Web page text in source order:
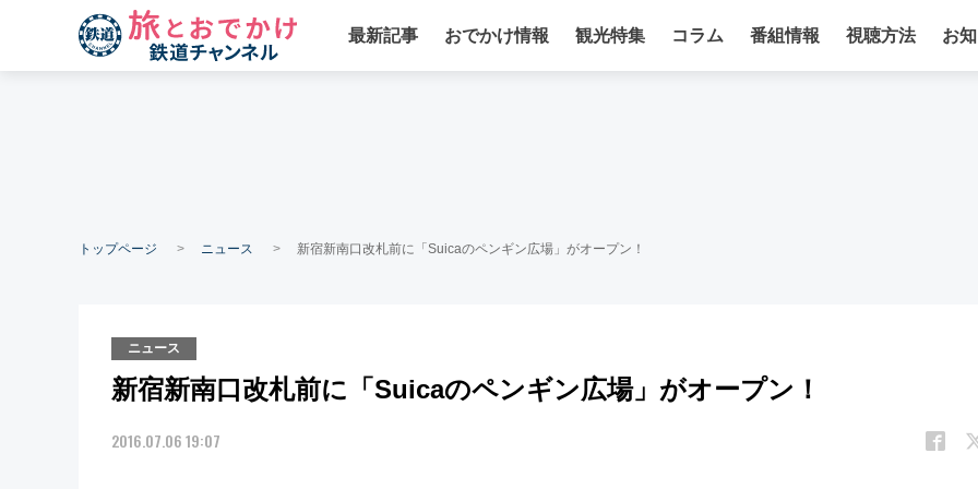
最新記事 おでかけ情報 観光特集 コラム 番組情報 視聴方法 お
トップページ ニュース 新宿新南口改札前に「Suicaのペンギン広場」がオープン！
ニュース
新宿新南口改札前に「Suicaのペンギン広場」がオープン！
2016.07.06 19:07